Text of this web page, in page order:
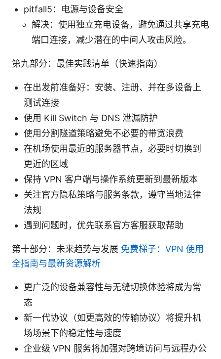
pitfall5：电源与设备安全
解决：使用独立充电设备，避免通过共享充电
端口连接，减少潜在的中间人攻击风险。
第九部分：最佳实践清单（快速指南）
在出发前准备好：安装、注册、并在多设备上
测试连接
使用 Kill Switch 与 DNS 泄漏防护
使用分割隧道策略避免不必要的带宽浪费
在机场使用最近的服务器节点，必要时切换到
更近的区域
保持 VPN 客户端与操作系统更新到最新版本
关注官方隐私策略与服务条款，遵守当地法律
法规
遇到问题时，优先联系官方客服获取帮助
第十部分：未来趋势与发展 免费梯子：VPN 使用
全指南与最新资源解析
更广泛的设备兼容性与无缝切换体验将成为常
态
新一代协议（如更高效的传输协议）将提升机
场场景下的稳定性与速度
企业级 VPN 服务将加强对跨境访问与远程办公